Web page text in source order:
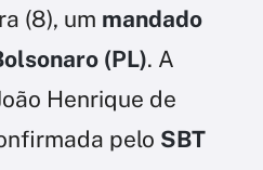
(8), um mandado
(PL). A
Henrique de
pelo SBT